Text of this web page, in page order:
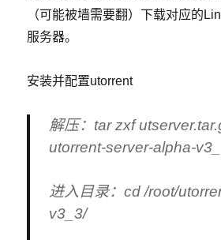
（可能被墙需要翻）下载对应的
服务器。
安装并配置utorrent
解压：tar zxf
utorrent-server-alpha-
进入目录：cd /root/
v3_3/